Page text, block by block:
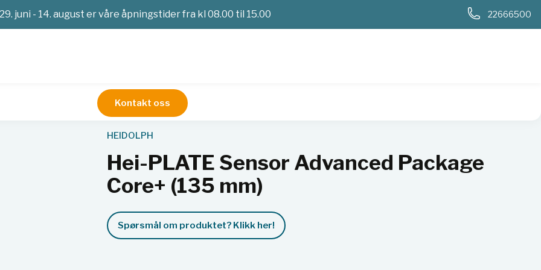
29. juni - 14. august er våre åpningstider fra kl 08.00 til 15.00 22666500
Kontakt oss
Hei-PLATE Sensor Advanced Package Core+ (135 mm)
HEIDOLPH
Hei-PLATE Sensor Advanced Package
Core+ (135 mm)
Spørsmål om produktet? Klikk her!